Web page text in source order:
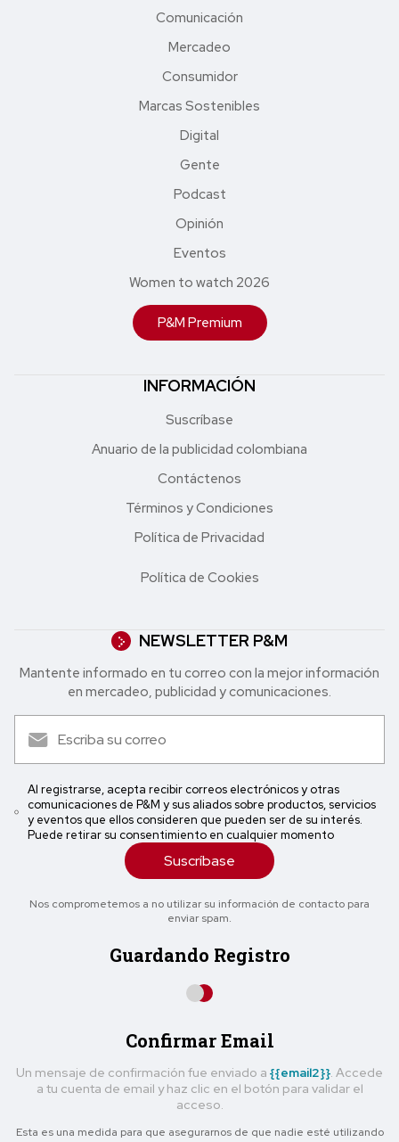
Comunicación
Mercadeo
Consumidor
Marcas Sostenibles
Digital
Gente
Podcast
Opinión
Eventos
Women to watch 2026
P&M Premium
INFORMACIÓN
Suscríbase
Anuario de la publicidad colombiana
Contáctenos
Términos y Condiciones
Política de Privacidad
Política de Cookies
NEWSLETTER P&M
Mantente informado en tu correo con la mejor in formación
en mercadeo, publicidad y comunicaciones.
Al registrarse, acepta recibir correos electrónicos y otras
comunicaciones de P&M y sus aliados sobre productos, servicios
y eventos que ellos consideren que pueden ser de su interés.
Puede retirar su consentimiento en cualquier momento
Suscríbase
Nos comprometemos a no utilizar su información de contacto para
enviar spam.
Guardando Registro
Confirmar Email
Un mensaje de confirmación fue enviado a {{email2}} . Accede
a tu cuenta de email y haz clic en el botón para validar el
acceso.
Esta es una medida para que asegurarnos de que nadie esté utilizando